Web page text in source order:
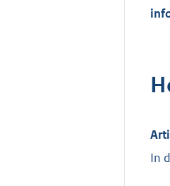
In